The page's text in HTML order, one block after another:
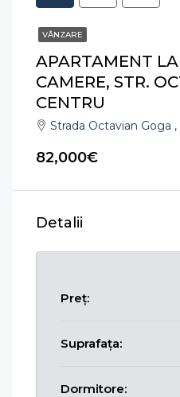
VÂNZARE
APARTAMENT
CAMERE, STR.
CENTRU
Strada Octavian Goga
82,000€
Detalii
Preț:
Suprafața:
Dormitore: